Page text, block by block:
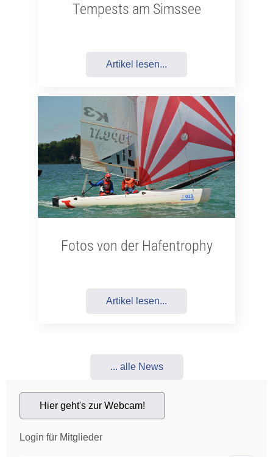
Tempests am Simssee
Artikel lesen...
Fotos von der Hafentrophy
Artikel lesen...
... alle News
Hier geht's zur Webcam!
Login für Mitglieder